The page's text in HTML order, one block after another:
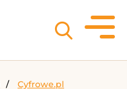
Cyfrowe.pl